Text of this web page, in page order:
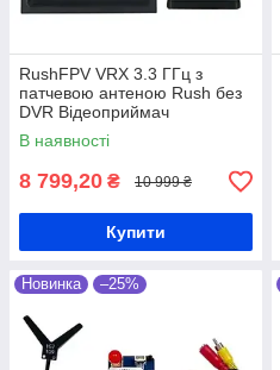
RushFPV VRX 3.3 ГГц з
патчевою антеною Rush без
DVR Відеоприймач
В наявності
8 799,20 ₴ 10 999 ₴
Купити
Новинка –25%